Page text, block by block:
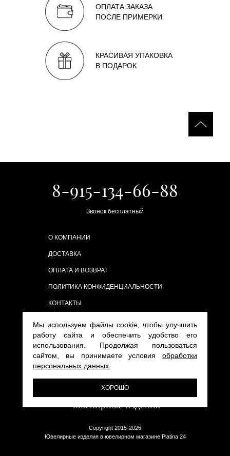
ОПЛАТА ЗАКАЗА
ПОСЛЕ ПРИМЕРКИ
КРАСИВАЯ УПАКОВКА
В ПОДАРОК
8-915-134-66-88
Звонок бесплатный
О КОМПАНИИ
ДОСТАВКА
ОПЛАТА И ВОЗВРАТ
ПОЛИТИКА КОНФИДЕНЦИАЛЬНОСТИ
КОНТАКТЫ
Copyright 2015-2026
Ювелирные изделия в ювелирном магазине Platina 24
Мы используем файлы cookie, чтобы улучшить
работу сайта и обеспечить удобство его
использования. Продолжая пользоваться
сайтом, вы принимаете условия обработки
персональных данных
ХОРОШО